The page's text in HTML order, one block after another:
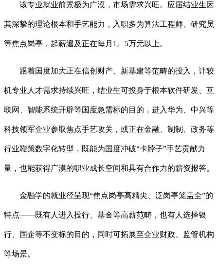
该专业就业前景极为广漠，市场需求兴旺。应届结业生因
其深挚的理论根本和手艺能力，入职多为算法工程师、研究员
等焦点岗亭，起薪遍及正在每月1。5万元以上。
跟着国度加大正在信创财产、新基建等范畴的投入，计较
机专业人才需求持续兴旺，结业生可投身于根本软件研发、互
联网、智能系统开辟等国度急需标的目的，进入华为、中兴等
科技领军企业参取焦点手艺攻关，或正在金融、制制、政务等
行业鞭策数字化转型，既能为国度冲破“卡脖子”手艺贡献力
量，也能获得广漠的职业成长空间和具有合作力的薪资报答。
金融学的就业径呈现“焦点岗亭高精尖、泛岗亭笼盖全”的
特点——既有人进入投行、基金等高薪范畴，也有人选择银
行、国企等不变标的目的，同时可拓展至企业财政、监管机构
等场景。